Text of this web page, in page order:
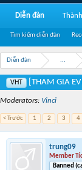
Diễn đàn ...
VHT [THAM GIA
Moderators: Vinci
< Trước 1 2 3 4
trung09
Member
Banned
Diễn đàn
Tìm kiếm diễn đàn